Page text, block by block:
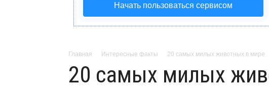
Начать пользоваться сервисом
Главная Интересные факты 20 самых милых животных в мире
20 самых милых